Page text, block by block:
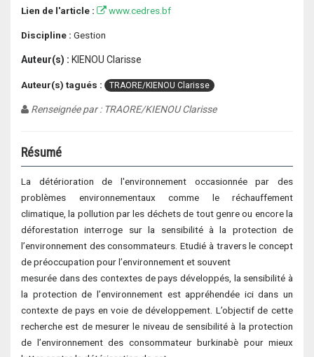
Lien de l'article : www.cedres.bf
Discipline : Gestion
Auteur(s) : KIENOU Clarisse
Auteur(s) tagués : TRAORE/KIENOU Clarisse
Renseignée par : TRAORE/KIENOU Clarisse
Résumé
La détérioration de l'environnement occasionnée par des
problèmes environnementaux comme le réchauffement
climatique, la pollution par les déchets de tout genre ou encore la
déforestation interroge sur la sensibilité à la protection de
l’environnement des consommateurs. Etudié à travers le concept
de préoccupation pour l’environnement et souvent
mesurée dans des contextes de pays développés, la sensibilité à
la protection de l’environnement est appréhendée ici dans un
contexte de pays en voie de développement. L’objectif de cette
recherche est de mesurer le niveau de sensibilité à la protection
de l’environnement des consommateur burkinabè pour mieux